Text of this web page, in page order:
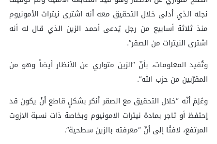
نجله الذي أدلى خلال التحقيق معه أنه اشترى نيترات الأمونيوم
منذ ثلاثة أسابيع من رجل يُدعى أحمد الزين الذي قال له أنه
اشترى النيترات من الصقر”.
وتُفيد المعلومات، بأنّ “الزين متواري عن الأنظار أيضاً وهو من
المقرّبين من حزب الله”.
وعُلِمَ أنّه “خلال التحقيق مع الصقر أنكر بشكلٍ قاطع أنْ يكون قد
إحتفظ أو تاجر بمادة نيترات الامونيوم وبخاصة ذات نسبة الازوت
المرتفع، لافتًا إلى أنّ “معرفته بالزين سطحية”.